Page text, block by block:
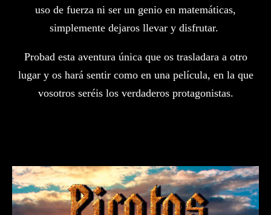
uso de fuerza ni ser un genio en matemáticas,
simplemente dejaros llevar y disfrutar.
Probad esta aventura única que os trasladara a otro
lugar y os hará sentir como en una película, en la que
vosotros seréis los verdaderos protagonistas.